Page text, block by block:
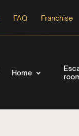
FAQ Franchise
Home